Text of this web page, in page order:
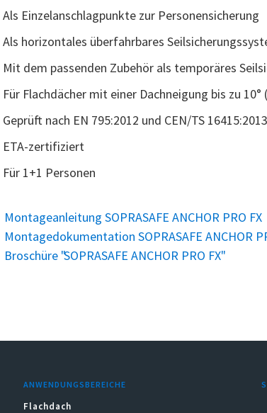
Als Einzelanschlagpunkte zur Personensicherung
Als horizontales überfahrbares
Mit dem passenden Zubehör als temporäres
Für Flachdächer mit einer Dachneigung bis zu 10°
Geprüft nach EN 795:2012 und CEN/TS 16415:2013
ETA-zertifiziert
Für 1+1 Personen
Montageanleitung SOPRASAFE ANCHOR PRO FX
Montagedokumentation SOPRASAFE ANCHOR
Broschüre "SOPRASAFE ANCHOR PRO FX"
ANWENDUNGSBEREICHE
Flachdach